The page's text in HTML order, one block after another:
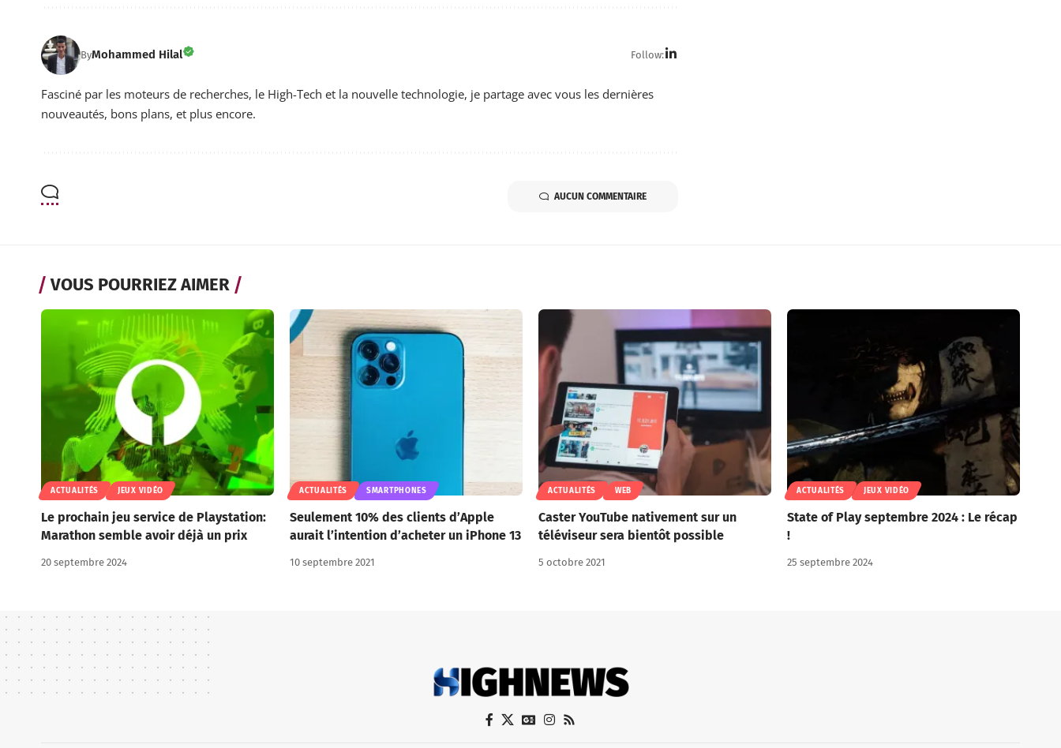
ByMohammed Hilal Follow:
Fasciné par les moteurs de recherches, le High-Tech et la nouvelle technologie, je partage avec vous les dernières
nouveautés, bons plans, et plus encore.
AUCUN COMMENTAIRE
VOUS POURRIEZ AIMER
ACTUALITÉS JEUX VIDÉO
Le prochain jeu service de Playstation:
Marathon semble avoir déjà un prix
20 septembre 2024
ACTUALITÉS SMARTPHONES
Seulement 10% des clients d’Apple
aurait l’intention d’acheter un iPhone 13
10 septembre 2021
ACTUALITÉS WEB
Caster YouTube nativement sur un
téléviseur sera bientôt possible
5 octobre 2021
ACTUALITÉS JEUX VIDÉO
State of Play septembre 2024 : Le récap
!
25 septembre 2024